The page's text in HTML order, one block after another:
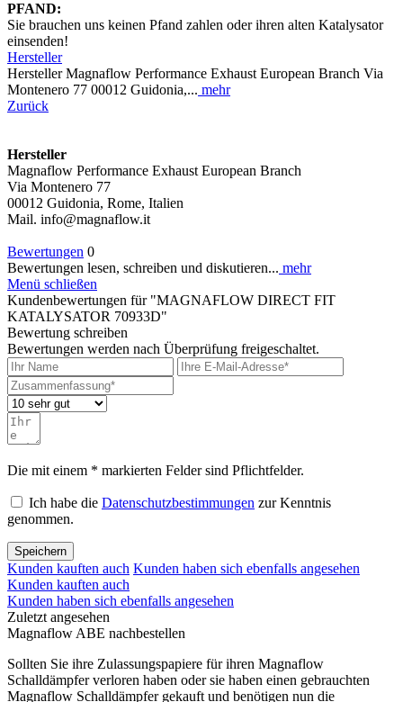
PFAND:
Sie brauchen uns keinen Pfand zahlen oder ihren alten Katalysator
einsenden!
Hersteller
Hersteller Magnaflow Performance Exhaust European Branch Via
Montenero 77 00012 Guidonia,... mehr
Zurück
Hersteller
Magnaflow Performance Exhaust European Branch
Via Montenero 77
00012 Guidonia, Rome, Italien
Mail. info@magnaflow.it
Bewertungen 0
Bewertungen lesen, schreiben und diskutieren... mehr
Menü schließen
Kundenbewertungen für "MAGNAFLOW DIRECT FIT
KATALYSATOR 70933D"
Bewertung schreiben
Bewertungen werden nach Überprüfung freigeschaltet.
Die mit einem * markierten Felder sind Pflichtfelder.
Ich habe die Datenschutzbestimmungen zur Kenntnis
genommen.
Speichern
Kunden kauften auch Kunden haben sich ebenfalls angesehen
Kunden kauften auch
Kunden haben sich ebenfalls angesehen
Zuletzt angesehen
Magnaflow ABE nachbestellen
Sollten Sie ihre Zulassungspapiere für ihren Magnaflow
Schalldämpfer verloren haben oder sie haben einen gebrauchten
Magnaflow Schalldämpfer gekauft und benötigen nun die